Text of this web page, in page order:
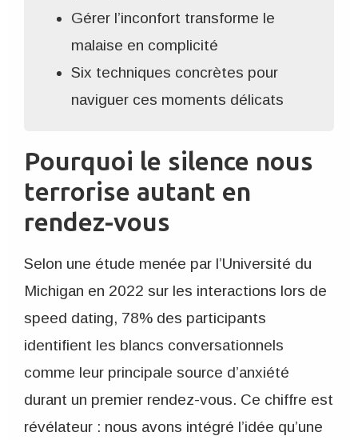
Gérer l’inconfort transforme le
malaise en complicité
Six techniques concrètes pour
naviguer ces moments délicats
Pourquoi le silence nous
terrorise autant en
rendez-vous
Selon une étude menée par l’Université du
Michigan en 2022 sur les interactions lors de
speed dating, 78% des participants
identifient les blancs conversationnels
comme leur principale source d’anxiété
durant un premier rendez-vous. Ce chiffre est
révélateur : nous avons intégré l’idée qu’une